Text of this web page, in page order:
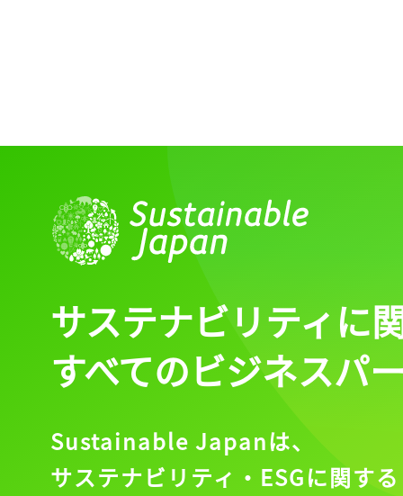
サステナビリティに
すべてのビジネスパ
Sustainable Japanは、
サステナビリティ・ESGに関する